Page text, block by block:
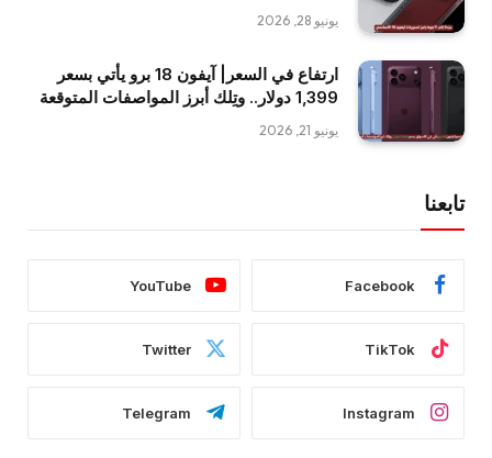
يونيو 28, 2026
ارتفاع في السعر| آيفون 18 برو يأتي بسعر
1,399 دولار.. وتِلك أبرز المواصفات المتوقعة
يونيو 21, 2026
تابعنا
Facebook
YouTube
TikTok
Twitter
Instagram
Telegram